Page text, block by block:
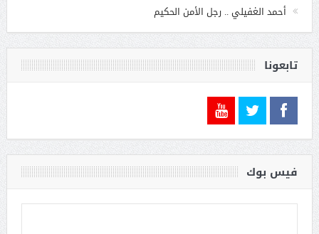
أحمد الغفيلي .. رجل الأمن الحكيم
تابعونا
فيس بوك